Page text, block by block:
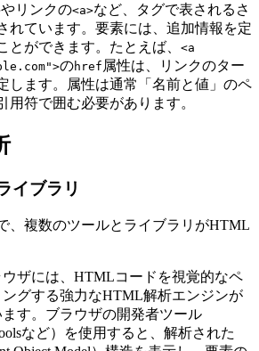
やリンクの<a>など、タグで表されるさ
れています。要素には、追加情報を定
とができます。たとえば、 <a
のhref 属性は、リンクのター
します。属性は通常「名前と値」のペ
用符で囲む必要があります。
イブラリ
、複数のツールとライブラリがHTML
ウザには、HTMLコードを視覚的なペ
グする強力なHTML解析エンジンが
す。ブラウザの開発者ツール
など）を使用すると、解析された